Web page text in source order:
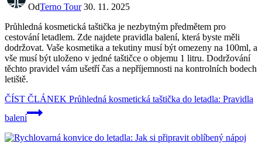
OdTerno Tour 30. 11. 2025
Průhledná kosmetická taštička je nezbytným předmětem pro
cestování letadlem. Zde najdete pravidla balení, která byste měli
dodržovat. Vaše kosmetika a tekutiny musí být omezeny na 100ml, a
vše musí být uloženo v jedné taštičce o objemu 1 litru. Dodržování
těchto pravidel vám ušetří čas a nepříjemnosti na kontrolních bodech
letiště.
ČÍST ČLÁNEK Průhledná kosmetická taštička do letadla: Pravidla
balení